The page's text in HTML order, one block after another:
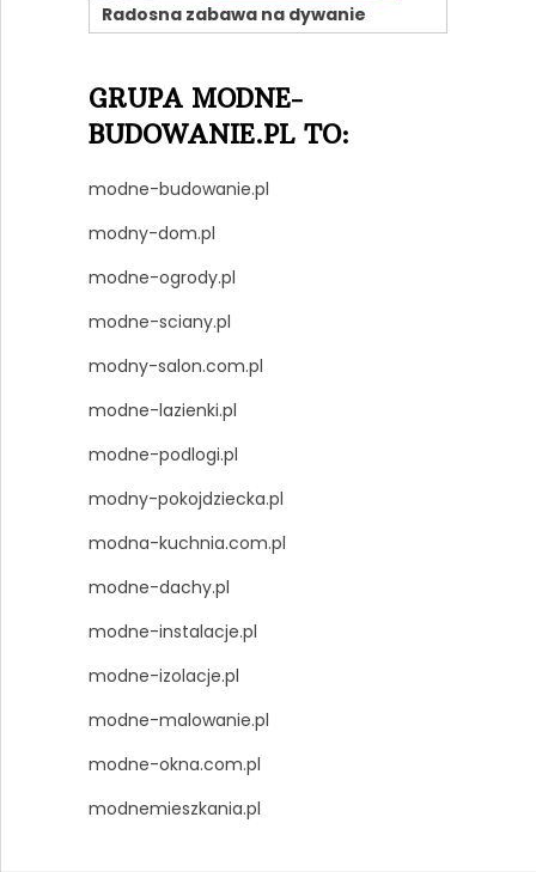
Radosna zabawa na dywanie
GRUPA MODNE-
BUDOWANIE.PL TO:
modne-budowanie.pl
modny-dom.pl
modne-ogrody.pl
modne-sciany.pl
modny-salon.com.pl
modne-lazienki.pl
modne-podlogi.pl
modny-pokojdziecka.pl
modna-kuchnia.com.pl
modne-dachy.pl
modne-instalacje.pl
modne-izolacje.pl
modne-malowanie.pl
modne-okna.com.pl
modnemieszkania.pl